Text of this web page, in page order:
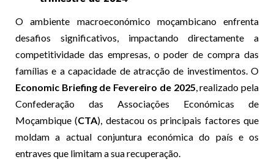
O ambiente macroeconómico moçambicano enfrenta
desafios significativos, impactando directamente a
competitividade das empresas, o poder de compra das
famílias e a capacidade de atracção de investimentos. O
Economic Briefing de Fevereiro de 2025, realizado pela
Confederação das Associações Económicas de
Moçambique (CTA), destacou os principais factores que
moldam a actual conjuntura económica do país e os
entraves que limitam a sua recuperação.